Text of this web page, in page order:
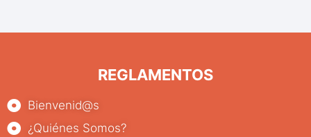
REGLAMENTOS
Bienvenid@s
¿Quiénes Somos?